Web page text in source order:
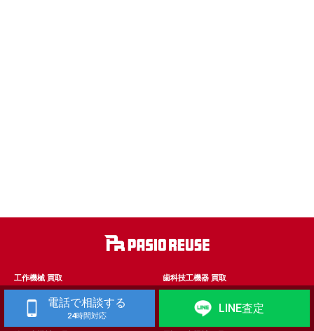
電話で相談する
24時間対応
LINE査定
工作機械 買取 歯科技工機器 買取
自動車整備機械・自動車板金機械 買取
木工機械 買取 農機具 買取